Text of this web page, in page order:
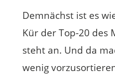
Demnächst ist es
Kür der Top-20 des
steht an. Und da
wenig